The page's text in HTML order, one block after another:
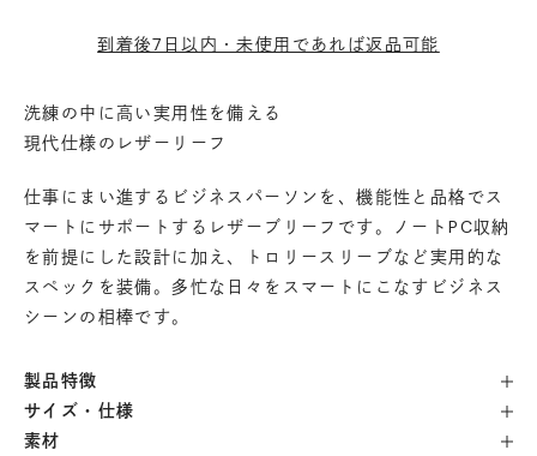
丸の内店 - 在庫 - △
渋谷店- 在庫 -△
六本木店- 在庫 -×
自由が丘店
到着後7日以内・未使用であれば返品可能
洗練の中に高い実用性を備える
現代仕様のレザーリーフ
仕事にまい進するビジネスパーソンを、機能性と品格でス
マートにサポートするレザーブリーフです。ノートPC収納
を前提にした設計に加え、トロリースリーブなど実用的な
スペックを装備。多忙な日々をスマートにこなすビジネス
シーンの相棒です。
製品特徴
サイズ・仕様
素材